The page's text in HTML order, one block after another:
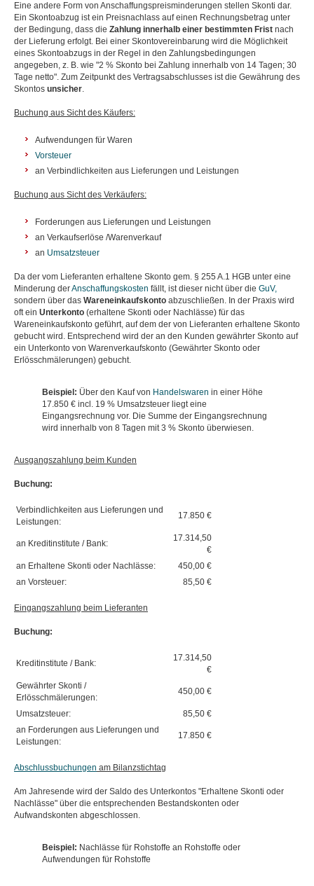
Eine andere Form von Anschaffungspreisminderungen stellen Skonti dar.
Ein Skontoabzug ist ein Preisnachlass auf einen Rechnungsbetrag unter
der Bedingung, dass die Zahlung innerhalb einer bestimmten Frist nach
der Lieferung erfolgt. Bei einer Skontovereinbarung wird die Möglichkeit
eines Skontoabzugs in der Regel in den Zahlungsbedingungen
angegeben, z. B. wie "2 % Skonto bei Zahlung innerhalb von 14 Tagen; 30
Tage netto". Zum Zeitpunkt des Vertragsabschlusses ist die Gewährung des
Skontos unsicher.
Buchung aus Sicht des Käufers:
Aufwendungen für Waren
Vorsteuer
an Verbindlichkeiten aus Lieferungen und Leistungen
Buchung aus Sicht des Verkäufers:
Forderungen aus Lieferungen und Leistungen
an Verkaufserlöse /Warenverkauf
an Umsatzsteuer
Da der vom Lieferanten erhaltene Skonto gem. § 255 A.1 HGB unter eine
Minderung derAnschaffungskosten fällt, ist dieser nicht über die GuV,
sondern über das Wareneinkaufskonto abzuschließen. In der Praxis wird
oft ein Unterkonto (erhaltene Skonti oder Nachlässe) für das
Wareneinkaufskonto geführt, auf dem der von Lieferanten erhaltene Skonto
gebucht wird. Entsprechend wird der an den Kunden gewährter Skonto auf
ein Unterkonto von Warenverkaufskonto (Gewährter Skonto oder
Erlösschmälerungen) gebucht.
Beispiel: Über den Kauf von Handelswaren in einer Höhe
17.850 € incl. 19 % Umsatzsteuer liegt eine
Eingangsrechnung vor. Die Summe der Eingangsrechnung
wird innerhalb von 8 Tagen mit 3 % Skonto überwiesen.
Ausgangszahlung beim Kunden
Buchung:
Verbindlichkeiten aus Lieferungen und
Leistungen:
17.850 €
an Kreditinstitute / Bank:
17.314,50
€
an Erhaltene Skonti oder Nachlässe:
450,00 €
an Vorsteuer:
85,50 €
Eingangszahlung beim Lieferanten
Buchung:
Kreditinstitute / Bank:
17.314,50
€
Gewährter Skonti /
Erlösschmälerungen:
450,00 €
Umsatzsteuer:
85,50 €
an Forderungen aus Lieferungen und
Leistungen:
17.850 €
Abschlussbuchungen am Bilanzstichtag
Am Jahresende wird der Saldo des Unterkontos "Erhaltene Skonti oder
Nachlässe" über die entsprechenden Bestandskonten oder
Aufwandskonten abgeschlossen.
Beispiel: Nachlässe für Rohstoffe an Rohstoffe oder
Aufwendungen für Rohstoffe